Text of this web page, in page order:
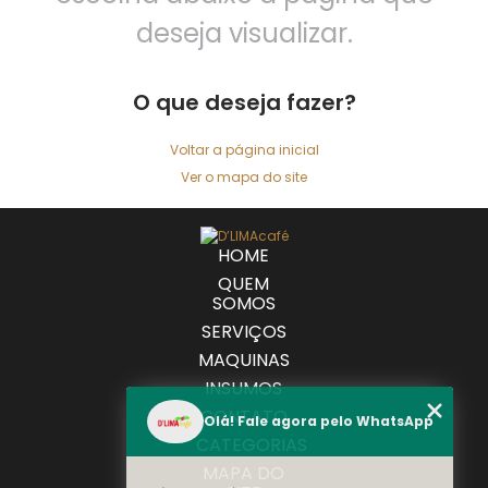
deseja visualizar.
O que deseja fazer?
Voltar a página inicial
Ver o mapa do site
HOME
QUEM
SOMOS
SERVIÇOS
MAQUINAS
INSUMOS
CONTATO
Olá! Fale agora pelo WhatsApp